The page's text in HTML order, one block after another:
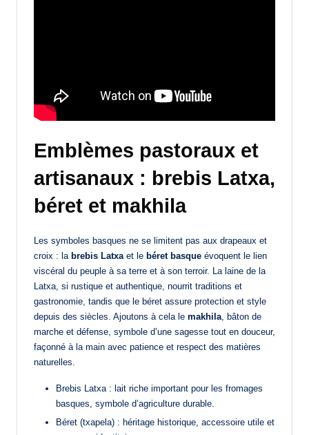
Emblèmes pastoraux et
artisanaux : brebis Latxa,
béret et makhila
Les symboles basques ne se limitent pas aux drapeaux et
croix : la brebis Latxaet le béret basque évoquent le lien
viscéral du peuple à sa terre et à son terroir. La laine de la
Latxa, si rustique et authentique, nourrit traditions et
gastronomie, tandis que le béret assure protection et style
depuis des siècles. Ajoutons à cela le makhila, bâton de
marche et défense, symbole d’une sagesse tout en douceur,
façonné à la main avec patience et respect des matières
naturelles.
Brebis Latxa : lait riche important pour les fromages
basques, symbole d’agriculture durable.
Béret (txapela) : héritage historique, accessoire utile et